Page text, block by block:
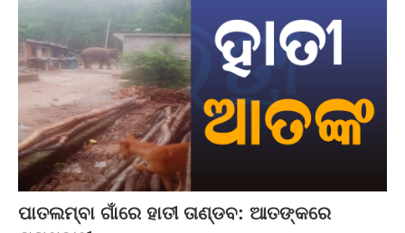
ପାତଲମ୍ବା ଗାଁରେ ହାତୀ ତାଣ୍ଡବ: ଆତଙ୍କରେ